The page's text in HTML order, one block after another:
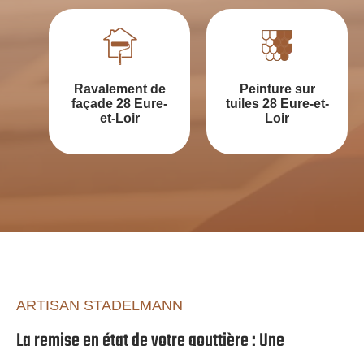
Ravalement de
façade 28 Eure-
et-Loir
Peinture sur
tuiles 28 Eure-et-
Loir
ARTISAN STADELMANN